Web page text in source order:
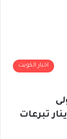
اخبار الكويت
و50 ألف دينار تبرعات